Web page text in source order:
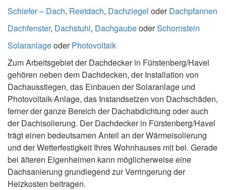
Schiefer – Dach, Reetdach, Dachziegel oderDachpfannen
Dachfenster, Dachstuhl, DachgaubeoderSchornstein
SolaranlageoderPhotovoltaik
Zum Arbeitsgebiet der Dachdecker in Fürstenberg/Havel
gehören neben dem Dachdecken, der Installation von
Dachausstiegen, das Einbauen der Solaranlage und
Photovoltaik-Anlage, das Instandsetzen von Dachschäden,
ferner der ganze Bereich der Dachabdichtung oder auch
der Dachisolierung. Der Dachdecker in Fürstenberg/Havel
trägt einen bedeutsamen Anteil an der Wärmeisolierung
und der Wetterfestigkeit Ihres Wohnhauses mit bei. Gerade
bei älteren Eigenheimen kann möglicherweise eine
Dachsanierung grundlegend zur Verringerung der
Heizkosten beitragen.